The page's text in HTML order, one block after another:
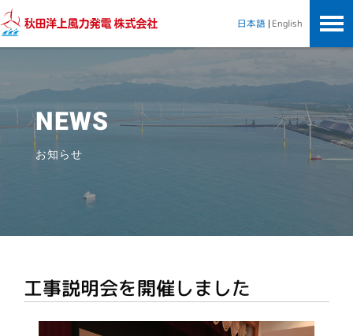
秋田洋上風力発電株式会社
日本語 English
NEWS
お知らせ
工事説明会を開催しました